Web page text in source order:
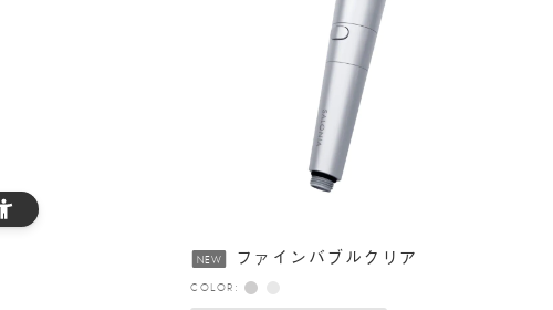
NEW ファインバブルクリア
COLOR: